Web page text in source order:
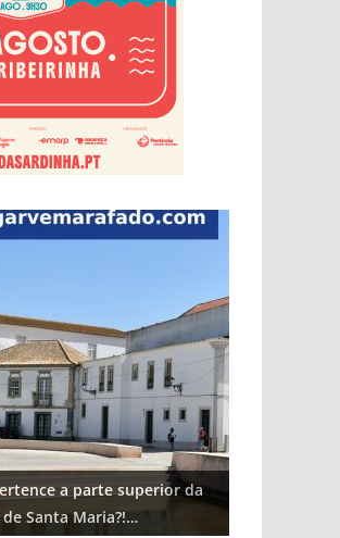
a parte superior da
Santa Maria?!…